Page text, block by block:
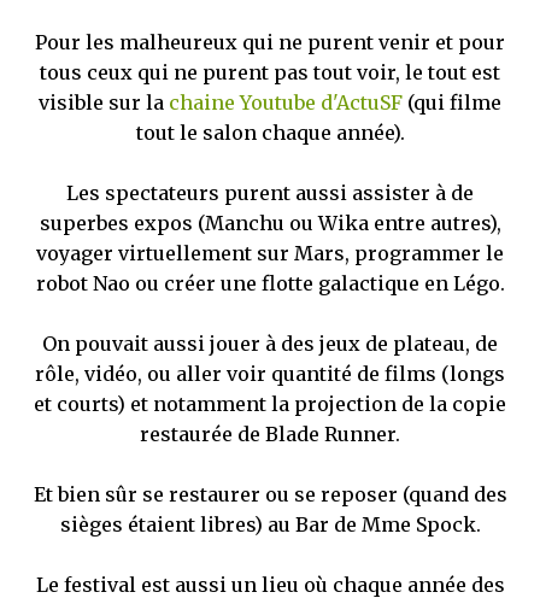
Pour les malheureux qui ne purent venir et pour
tous ceux qui ne purent pas tout voir, le tout est
visible sur la chaine Youtube d'ActuSF (qui filme
tout le salon chaque année).
Les spectateurs purent aussi assister à de
superbes expos (Manchu ou Wika entre autres),
voyager virtuellement sur Mars, programmer le
robot Nao ou créer une flotte galactique en Légo.
On pouvait aussi jouer à des jeux de plateau, de
rôle, vidéo, ou aller voir quantité de films (longs
et courts) et notamment la projection de la copie
restaurée de Blade Runner.
Et bien sûr se restaurer ou se reposer (quand des
sièges étaient libres) au Bar de Mme Spock.
Le festival est aussi un lieu où chaque année des